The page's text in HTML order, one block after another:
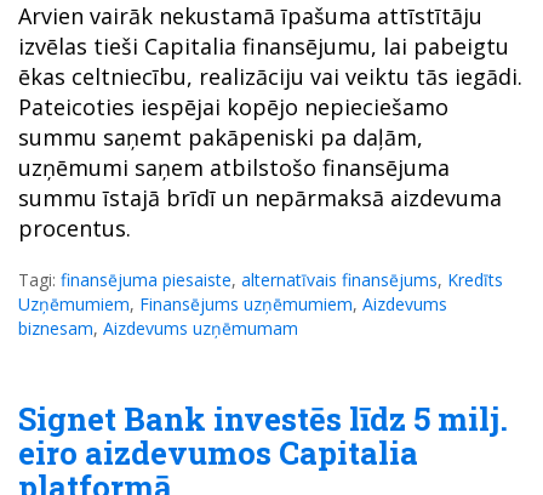
Arvien vairāk nekustamā īpašuma attīstītāju
izvēlas tieši Capitalia finansējumu, lai pabeigtu
ēkas celtniecību, realizāciju vai veiktu tās iegādi.
Pateicoties iespējai kopējo nepieciešamo
summu saņemt pakāpeniski pa daļām,
uzņēmumi saņem atbilstošo finansējuma
summu īstajā brīdī un nepārmaksā aizdevuma
procentus.
Tagi: finansējuma piesaiste, alternatīvais finansējums, Kredīts
Uzņēmumiem, Finansējums uzņēmumiem, Aizdevums
biznesam, Aizdevums uzņēmumam
Signet Bank investēs līdz 5 milj.
eiro aizdevumos Capitalia
platformā